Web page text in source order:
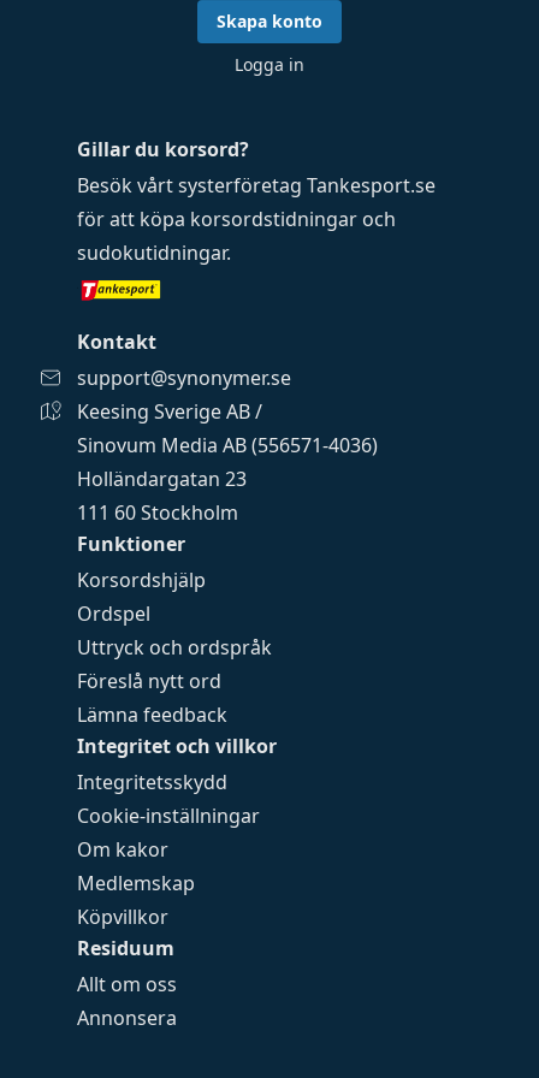
Funktioner
Korsordshjälp
Ordspel
Uttryck och ordspråk
Föreslå nytt ord
Lämna feedback
Integritet och villkor
Integritetsskydd
Cookie-inställningar
Om kakor
Medlemskap
Köpvillkor
Residuum
Allt om oss
Annonsera
Gillar du korsord?
Besök vårt systerföretag Tankesport.se
för att köpa korsordstidningar och
sudokutidningar.
Kontakt
support@synonymer.se
Keesing Sverige AB /
Sinovum Media AB (556571-4036)
Holländargatan 23
111 60 Stockholm
Skapa konto
Logga in